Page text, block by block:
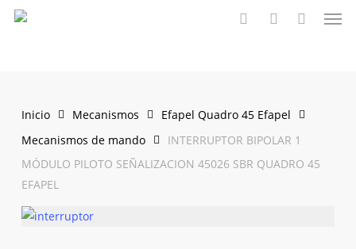
Saltar
Inicio Mecanismos
Efapel Quadro 45 Efapel
Mecanismos de mando
INTERRUPTOR BIPOLAR 1
MÓDULO PILOTO SEÑALIZACION 45026 SBR QUADRO 45
EFAPEL